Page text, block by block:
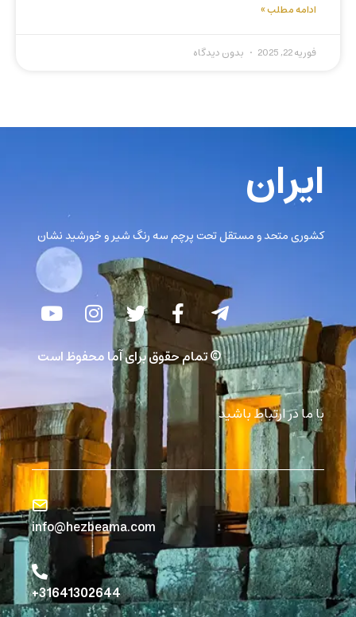
ادامه مطلب »
فوریه 22, 2025 بدون دیدگاه
ایران
کشوری متحد و مستقل تحت پرچم سه رنگ شیر و خورشید نشان
© تمام حقوق برای آما محفوظ است
با ما در ارتباط باشید
info@hezbeama.com
31641302644+